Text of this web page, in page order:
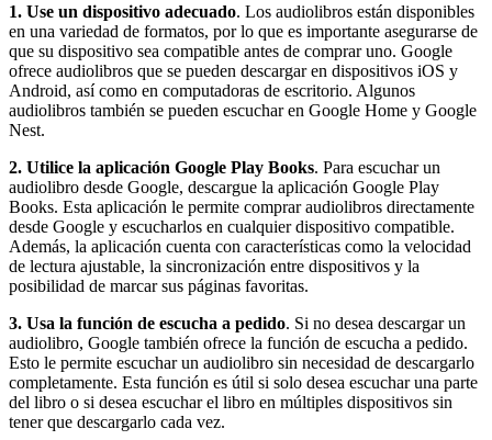
1. Use un dispositivo adecuado. Los audiolibros están disponibles
en una variedad de formatos, por lo que es importante asegurarse de
que su dispositivo sea compatible antes de comprar uno. Google
ofrece audiolibros que se pueden descargar en dispositivos iOS y
Android, así como en computadoras de escritorio. Algunos
audiolibros también se pueden escuchar en Google Home y Google
Nest.
2. Utilice la aplicación Google Play Books. Para escuchar un
audiolibro desde Google, descargue la aplicación Google Play
Books. Esta aplicación le permite comprar audiolibros directamente
desde Google y escucharlos en cualquier dispositivo compatible.
Además, la aplicación cuenta con características como la velocidad
de lectura ajustable, la sincronización entre dispositivos y la
posibilidad de marcar sus páginas favoritas.
3. Usa la función de escucha a pedido. Si no desea descargar un
audiolibro, Google también ofrece la función de escucha a pedido.
Esto le permite escuchar un audiolibro sin necesidad de descargarlo
completamente. Esta función es útil si solo desea escuchar una parte
del libro o si desea escuchar el libro en múltiples dispositivos sin
tener que descargarlo cada vez.